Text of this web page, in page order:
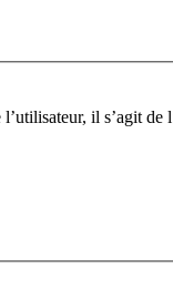
il s’agit de